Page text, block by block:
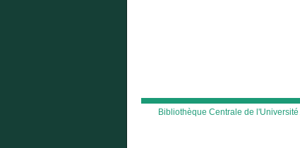
Bibliothèque Centrale de